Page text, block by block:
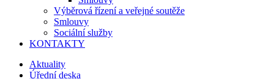
Výběrová řízení a veřejné soutěže
Smlouvy
Sociální služby
KONTAKTY
Aktuality
Úřední deska